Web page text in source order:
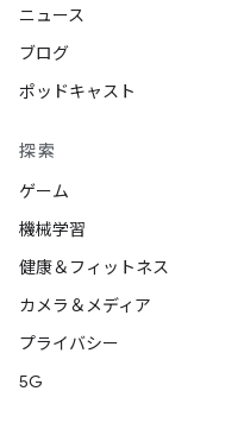
ニュース
ブログ
ポッドキャスト
探索
ゲーム
機械学習
健康＆フィットネス
カメラ＆メディア
プライバシー
5G